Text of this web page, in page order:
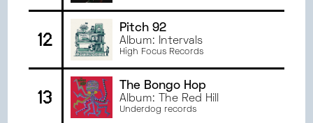
12
Pitch 92
Album: Intervals
High Focus Records
13
The Bongo Hop
Album: The Red Hill
Underdog records